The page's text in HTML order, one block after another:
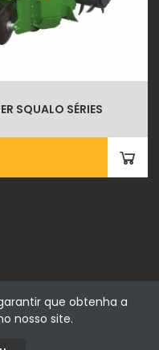
SQUALO SÉRIES
que obtenha a
nosso site.